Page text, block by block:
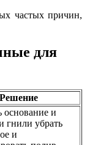
частых причин,
для
Решение
основание и
гнили убрать
и